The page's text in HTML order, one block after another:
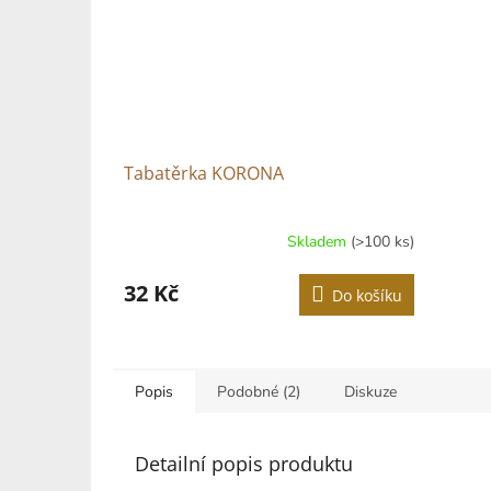
Tabatěrka KORONA
produktu
je
hvězdiček.
Skladem (>100 ks)
32 Kč Do košíku
Popis Podobné (2) Diskuze
Detailní popis produktu